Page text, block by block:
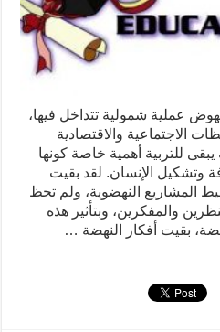
عملية شمولية تتداخل فيها،
الاجتماعية والاقتصادية
للتربية أهمية خاصة كونها
وتشكيل الإنسان.‏ لقد بقيت
المشاريع النهضوية، ولم تحظ
والمفكرين، وبتأثير هذه
بقيت أفكار النهضة …